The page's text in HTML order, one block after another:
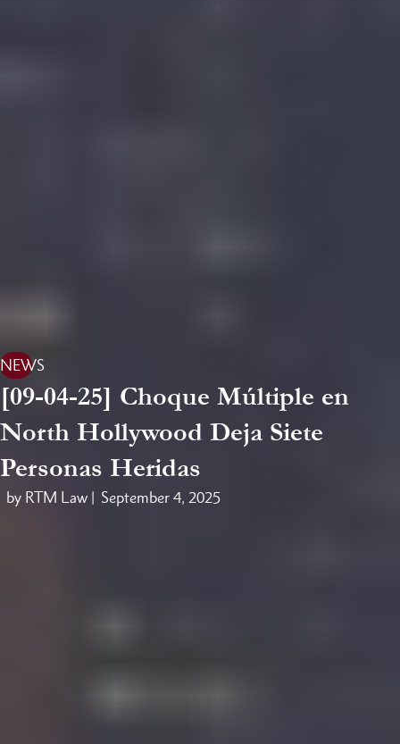
NEWS
[09-04-25] Choque Múltiple en
North Hollywood Deja Siete
Personas Heridas
by RTM Law | September 4, 2025